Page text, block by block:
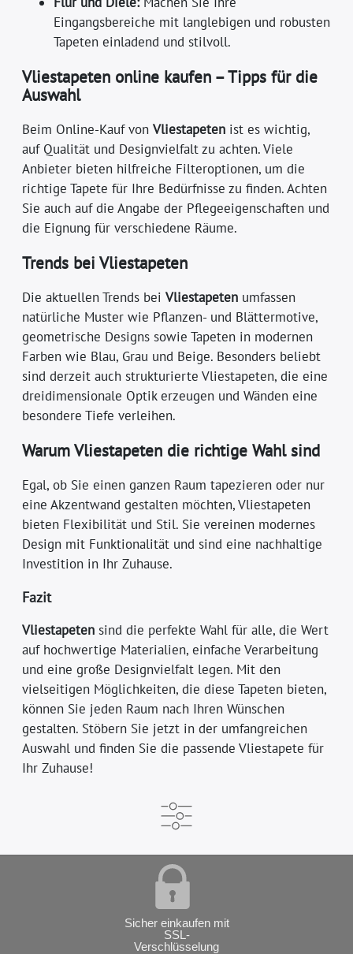
Eingangsbereiche mit langlebigen und robusten
Tapeten einladend und stilvoll.
Vliestapeten online kaufen – Tipps für die
Auswahl
Beim Online-Kauf vonVliestapeten ist es wichtig,
auf Qualität und Designvielfalt zu achten. Viele
Anbieter bieten hilfreiche Filteroptionen, um die
richtige Tapete für Ihre Bedürfnisse zu finden. Achten
Sie auch auf die Angabe der Pflegeeigenschaften und
die Eignung für verschiedene Räume.
Trends bei Vliestapeten
Die aktuellen Trends beiVliestapeten umfassen
natürliche Muster wie Pflanzen- und Blättermotive,
geometrische Designs sowie Tapeten in modernen
Farben wie Blau, Grau und Beige. Besonders beliebt
sind derzeit auch strukturierte Vliestapeten, die eine
dreidimensionale Optik erzeugen und Wänden eine
besondere Tiefe verleihen.
Warum Vliestapeten die richtige Wahl sind
Egal, ob Sie einen ganzen Raum tapezieren oder nur
eine Akzentwand gestalten möchten, Vliestapeten
bieten Flexibilität und Stil. Sie vereinen modernes
Design mit Funktionalität und sind eine nachhaltige
Investition in Ihr Zuhause.
Fazit
Vliestapeten sind die perfekte Wahl für alle, die Wert
auf hochwertige Materialien, einfache Verarbeitung
und eine große Designvielfalt legen. Mit den
vielseitigen Möglichkeiten, die diese Tapeten bieten,
können Sie jeden Raum nach Ihren Wünschen
gestalten. Stöbern Sie jetzt in der umfangreichen
Auswahl und finden Sie die passende Vliestapete für
Ihr Zuhause!
Sicher einkaufen mit
SSL-
Verschlüsselung